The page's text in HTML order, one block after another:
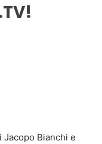
Jacopo Bianchi e